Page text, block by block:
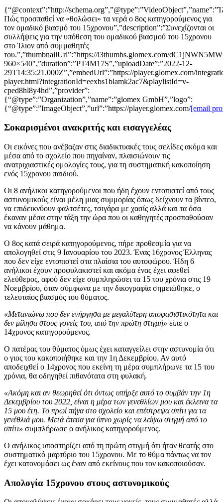
{“@context”:”http://
Πώς προσπαθεί να «θολώσει» τα νερά ο 8ος κατηγορούμενος για
τον ομαδικό βιασμό του 15χρονου”,”description”:”Συνεχίζονται οι
συλλήψεις για την υπόθεση του ομαδικού βιασμού του 15χρονου
στο Ίλιον από συμμαθητές
του.”,”thumbnailUrl”:”https://i3thumbs.glomex.com/
960×540″,”duration”:”PT4M17S”,”uploadDate”:”2022-12-
29T14:35:21.000Z”,”embedUrl”:”https://player.glomex.com/
player.html?integrationId=eexbs1blamk2ac7&playlistId=v-
cped8hl8y4hd”,”provider”:
{“@type”:”Organization”,”name”:”glomex GmbH”,”logo”:
{“@type”:”ImageObject”,”url”:”https://player.glomex.com/[email
Σοκαρισμένοι ανακριτής και εισαγγελέας
Οι εικόνες που ανέβαζαν στις διαδικτυακές τους σελίδες ακόμα και
μέσα από το σχολείο που πηγαίναν, πλαισιώνουν τις
ανατριχιαστικές ομολογίες τους, για τη συστηματική κακοποίηση
ενός 15χρονου παιδιού.
Οι 8 ανήλικοι κατηγορούμενοι που ήδη έχουν εντοπιστεί από τους
αστυνομικούς είναι μέλη μιας συμμορίας όπως δείχνουν τα βίντεο,
να επιδεικνύουν φαλτσέτες, τσιγάρα με χασίς αλλά και τα όσα
έκαναν μέσα στην τάξη την ώρα που οι καθηγητές προσπαθούσαν
να κάνουν μάθημα.
Ο 8ος κατά σειρά κατηγορούμενος, πήρε προθεσμία για να
απολογηθεί στις 9 Ιανουαρίου του 2023. Ένας 16χρονος Έλληνας
που δεν είχε εντοπιστεί στα πλαίσια του αυτοφώρου. Ήδη 6
ανήλικοι έχουν προφυλακιστεί και ακόμα ένας έχει αφεθεί
ελεύθερος, αφού δεν είχε συμπληρώσει τα 15 του χρόνια στις 19
Νοεμβρίου, όταν σύμφωνα με την δικογραφία σημειώθηκε, ο
τελευταίος βιασμός του θύματος.
«Μετανιώνω που δεν ενήργησα με μεγαλύτερη αποφασιστικότητα και
δεν μίλησα στους γονείς του, από την πρώτη στιγμή» είπε ο
14χρονος κατηγορούμενος.
Ο πατέρας του θύματος όμως έχει καταγγείλει στην αστυνομία ότι
ο γιος του κακοποιήθηκε και την 1η Δεκεμβρίου. Αν αυτό
αποδειχθεί ο 14χρονος που εκείνη τη μέρα συμπλήρωνε τα 15 του
χρόνια, θα οδηγηθεί πιθανότατα στη φυλακή.
«Ακόμη και αν θεωρηθεί ότι όντως υπήρξε αυτό το συμβάν την 1η
Δεκεμβρίου του 2022, είναι η μέρα των γενεθλίων μου και έκλεινα τα
15 μου έτη. Το πρωί πήγα στο σχολείο και επέστρεψα σπίτι για τα
γενέθλιά μου. Μετά έπεσα για ύπνο χωρίς να λείψω στιγμή από το
σπίτι» συμπλήρωσε ο ανήλικος κατηγορούμενος.
Ο ανήλικος υποστηρίζει από τη πρώτη στιγμή ότι ήταν θεατής στο
συστηματικό μαρτύριο του 15χρονου. Με το θύμα πάντως να τον
έχει κατονομάσει ως έναν από εκείνους που τον κακοποιούσαν.
Απολογία 15χρονου στους αστυνομικούς